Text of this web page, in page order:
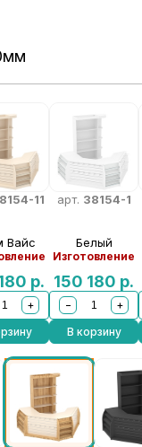
11
Вайс
р.
+
арт. 38154-1
Белый
Изготовление
150 180 р.
−
+
В корзину